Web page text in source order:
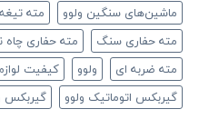
ماشین‌های سنگین ولوو
مته
مته حفاری سنگ
مته حفاری
مته ضربه ای
ولوو
کیفیت
گیربکس اتوماتیک ولوو
گیربکس